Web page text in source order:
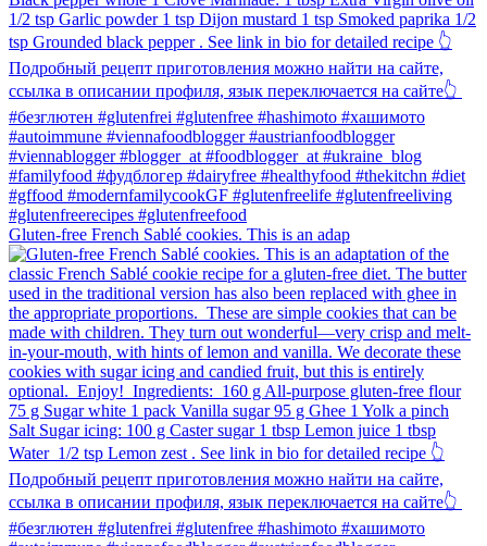
Gluten-free French Sablé cookies.⁠ This is an adap